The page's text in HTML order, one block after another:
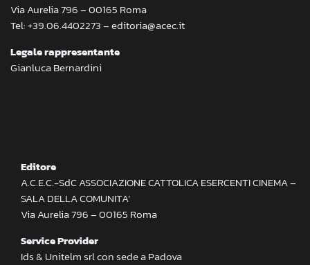
Via Aurelia 796 – 00165 Roma
Tel: +39.06.4402273 – editoria@acec.it
Legale rappresentante
Gianluca Bernardini
Editore
A.C.E.C.-SdC ASSOCIAZIONE CATTOLICA ESERCENTI CINEMA –
SALA DELLA COMUNITA’
Via Aurelia 796 – 00165 Roma
Service Provider
Ids & Unitelm srl con sede a Padova